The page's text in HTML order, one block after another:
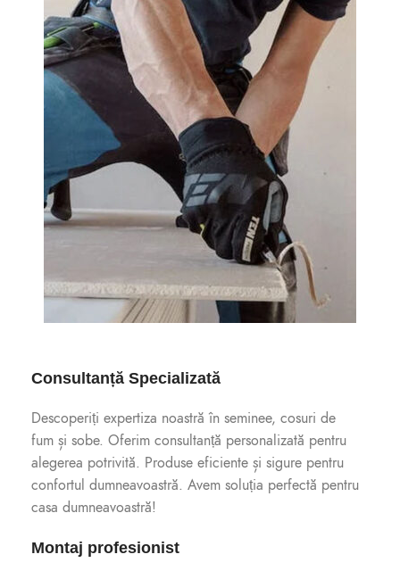
Consultanță Specializată
Descoperiți expertiza noastră în seminee, cosuri de
fum și sobe. Oferim consultanță personalizată pentru
alegerea potrivită. Produse eficiente și sigure pentru
confortul dumneavoastră. Avem soluția perfectă pentru
casa dumneavoastră!
Montaj profesionist